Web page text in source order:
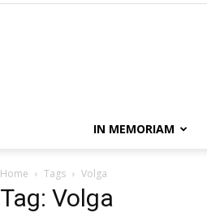
IN MEMORIAM
Home Tags Volga
Tag: Volga